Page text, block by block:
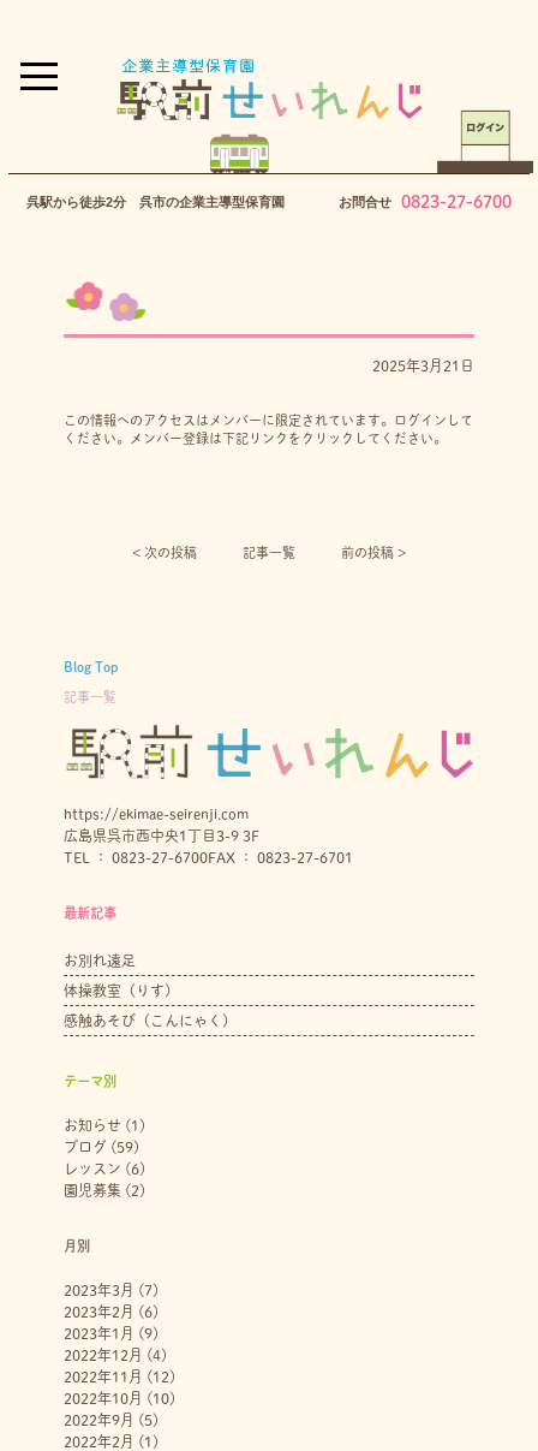
呉駅から徒歩2分 呉市の企業主導型保育園 お問合せ 0823-27-6700
2025年3月21日
この情報へのアクセスはメンバーに限定されています。ログインして
ください。メンバー登録は下記リンクをクリックしてください。
< 次の投稿︎ 記事一覧 前の投稿 >
Blog Top
記事一覧
https://ekimae-seirenji.com
広島県呉市西中央1丁目3-9 3F
TEL ： 0823-27-6700FAX ： 0823-27-6701
最新記事
お別れ遠足
体操教室（りす）
感触あそび（こんにゃく）
テーマ別
お知らせ(1)
ブログ (59)
レッスン (6)
園児募集 (2)
月別
2023年3月 (7)
2023年2月 (6)
2023年1月 (9)
2022年12月 (4)
2022年11月 (12)
2022年10月 (10)
2022年9月 (5)
2022年2月 (1)